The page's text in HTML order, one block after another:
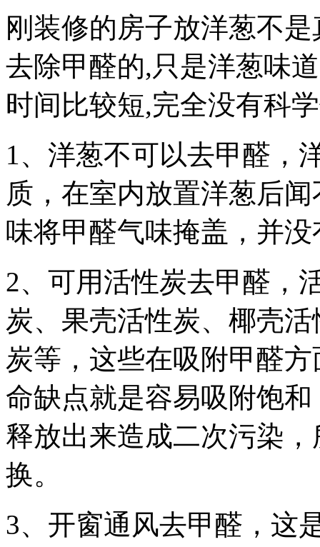
刚装修的房子放洋葱不
去除甲醛的,只是洋葱味
时间比较短,完全没有科
1、洋葱不可以去甲醛，
质，在室内放置洋葱后
味将甲醛气味掩盖，并
2、可用活性炭去甲醛，
炭、果壳活性炭、椰壳
炭等，这些在吸附甲醛
命缺点就是容易吸附饱
释放出来造成二次污染
换。
3、开窗通风去甲醛，这